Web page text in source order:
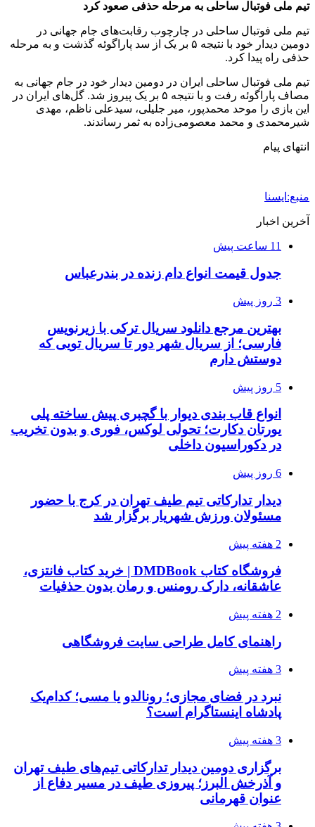
تیم ملی فوتبال ساحلی به مرحله حذفی صعود کرد
تیم ملی فوتبال ساحلی در چارچوب رقابت‌های جام جهانی در
دومین دیدار خود با نتیجه ۵ بر یک از سد پاراگوئه گذشت و به مرحله
حذفی راه پیدا کرد.
تیم ملی فوتبال ساحلی ایران در دومین دیدار خود در جام جهانی به
مصاف پاراگوئه رفت و با نتیجه ۵ بر یک پیروز شد. گل‌های ایران در
این بازی را موحد محمدپور، میر جلیلی، سیدعلی ناظم، مهدی
شیرمحمدی و محمد معصومی‌زاده به ثمر رساندند.
انتهای پیام
منبع:ایسنا
آخرین اخبار
11 ساعت پیش
جدول قیمت انواع دام زنده در بندرعباس
3 روز پیش
بهترین مرجع دانلود سریال ترکی با زیرنویس
فارسی؛ از سریال شهر دور تا سریال تویی که
دوستش دارم
5 روز پیش
انواع قاب بندی دیوار با گچبری پیش ساخته پلی
یورتان دکارت؛ تحولی لوکس، فوری و بدون تخریب
در دکوراسیون داخلی
6 روز پیش
دیدار تدارکاتی تیم طیف تهران در کرج با حضور
مسئولان ورزش شهریار برگزار شد
2 هفته پیش
فروشگاه کتاب DMDBook | خرید کتاب فانتزی،
عاشقانه، دارک رومنس و رمان بدون حذفیات
2 هفته پیش
راهنمای کامل طراحی سایت فروشگاهی
3 هفته پیش
نبرد در فضای مجازی؛ رونالدو یا مسی؛ کدام‌یک
پادشاه اینستاگرام است؟
3 هفته پیش
برگزاری دومین دیدار تدارکاتی تیم‌های طیف تهران
و آذرخش البرز؛ پیروزی طیف در مسیر دفاع از
عنوان قهرمانی